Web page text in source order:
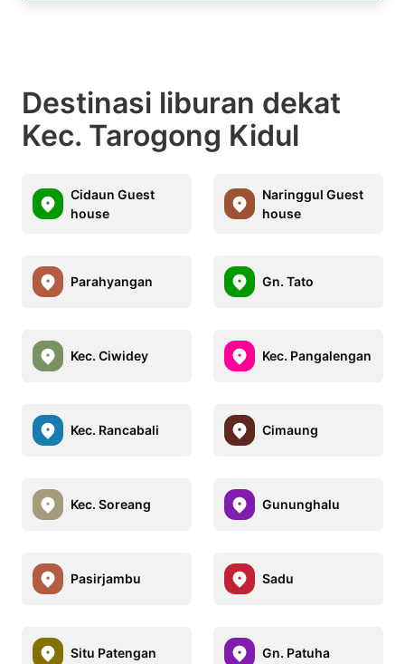
Destinasi liburan dekat
Kec. Tarogong Kidul
Cidaun Guest
house
Naringgul Guest
house
Parahyangan Gn. Tato
Kec. Ciwidey Kec. Pangalengan
Kec. Rancabali Cimaung
Kec. Soreang Gununghalu
Pasirjambu Sadu
Situ Patengan Gn. Patuha